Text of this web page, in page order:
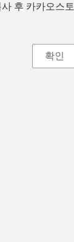
후 카카오스
확인